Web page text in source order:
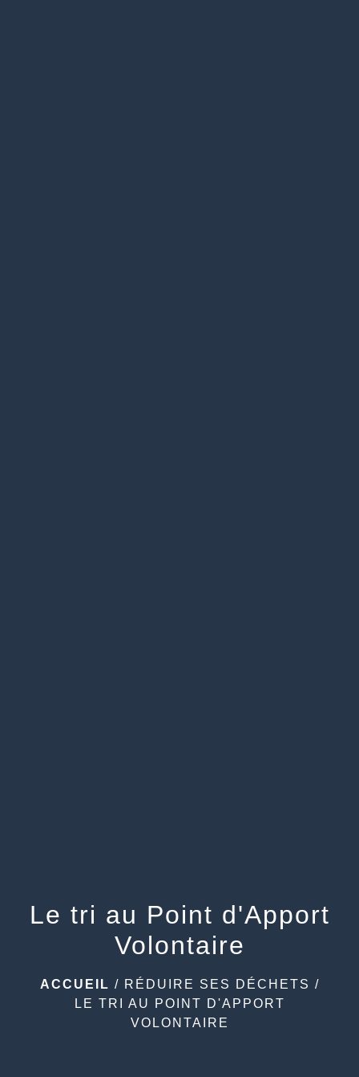
Le tri au Point d'Apport
Volontaire
ACCUEIL / RÉDUIRE SES DÉCHETS /
LE TRI AU POINT D'APPORT
VOLONTAIRE